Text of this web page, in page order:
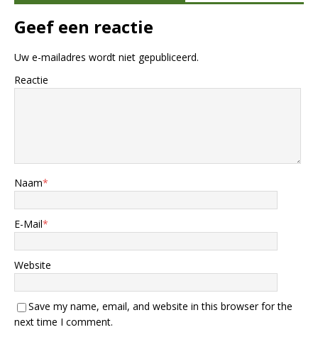
Geef een reactie
Uw e-mailadres wordt niet gepubliceerd.
Reactie
Naam*
E-Mail*
Website
Save my name, email, and website in this browser for the
next time I comment.